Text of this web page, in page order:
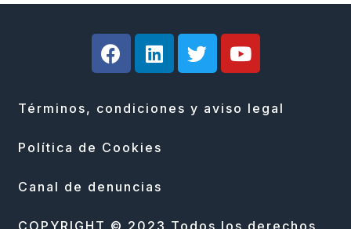
Términos, condiciones y aviso legal
Política de Cookies
Canal de denuncias